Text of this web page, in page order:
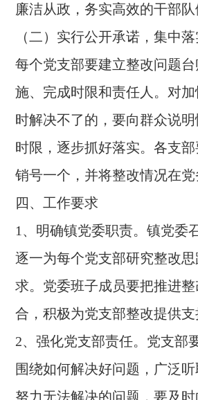
廉洁从政，务实高效的干部队
（二）实行公开承诺，集中
每个党支部要建立整改问题
施、完成时限和责任人。对
时解决不了的，要向群众说
时限，逐步抓好落实。各支
销号一个，并将整改情况在
四、工作要求
1、明确镇党委职责。镇党委
逐一为每个党支部研究整改
求。党委班子成员要把推进
合，积极为党支部整改提供支
2、强化党支部责任。党支部
围绕如何解决好问题，广泛
努力无法解决的问题，要及